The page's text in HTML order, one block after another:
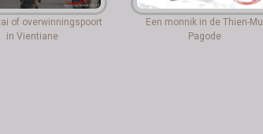
of overwinningspoort
in Vientiane
Een monnik in de Thien-Mu
Pagode